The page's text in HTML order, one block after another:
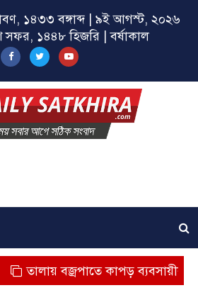
১৪৩৩ বঙ্গাব্দ | ৯ই আগস্ট, ২০২৬
সফর, ১৪৪৮ হিজরি | বর্ষাকাল
বজ্রপাতে কাপড় ব্যবসায়ীর মৃত্যু